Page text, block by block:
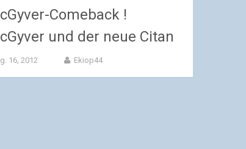
Comeback !
und der neue Citan
16, 2012 Ekiop44